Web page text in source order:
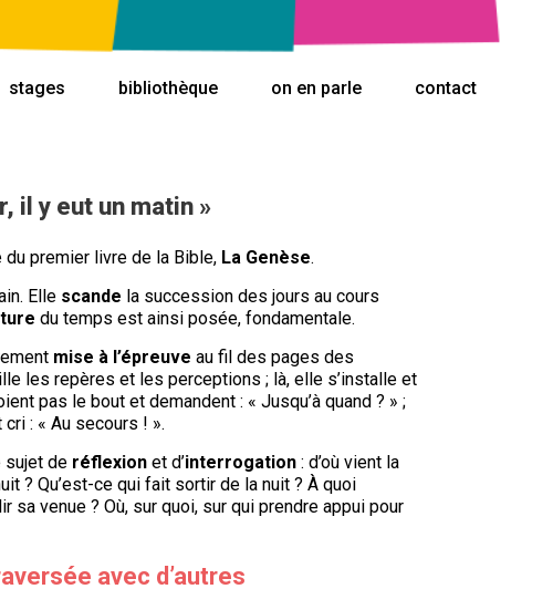
stages bibliothèque on en parle contact
il y eut un matin »
premier livre de la Bible, La Genèse.
Elle scande la succession des jours au cours
du temps est ainsi posée, fondamentale.
mise à l’épreuve au fil des pages des
les repères et les perceptions ; là, elle s’installe et
pas le bout et demandent : « Jusqu’à quand ? » ;
: « Au secours ! ».
sujet de réflexionet d’interrogation : d’où vient la
? Qu’est-ce qui fait sortir de la nuit ? À quoi
sa venue ? Où, sur quoi, sur qui prendre appui pour
avec d’autres